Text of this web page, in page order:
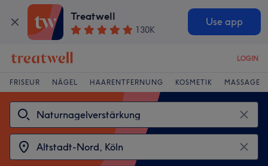
Treatwell
130K
Use app
LOGIN
FRISEUR NÄGEL HAARENTFERNUNG KOSMETIK MASSAGE